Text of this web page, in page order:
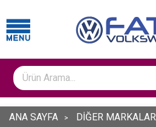
ANA SAYFA DİĞER MARKALAR